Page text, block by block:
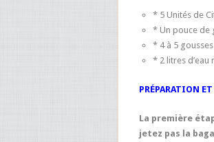
* 5 Unités de
* Un pouce de
* 4 à 5 gousses
* 2 litres d’eau
PRÉPARATION
La première
jetez pas la